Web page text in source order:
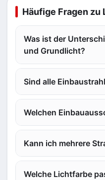
Häufige Fragen zu
Was ist der
und Grundlicht?
Sind alle
Welchen
Kann ich mehrere
Welche Lichtfarbe